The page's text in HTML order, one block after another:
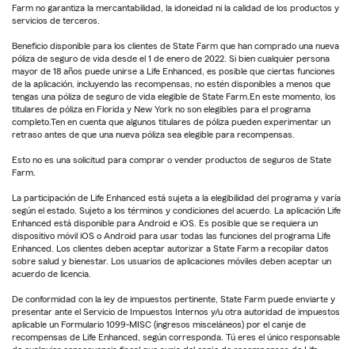
Farm no garantiza la mercantabilidad, la idoneidad ni la calidad de los productos y
servicios de terceros.
Beneficio disponible para los clientes de State Farm que han comprado una nueva
póliza de seguro de vida desde el 1 de enero de 2022. Si bien cualquier persona
mayor de 18 años puede unirse a Life Enhanced, es posible que ciertas funciones
de la aplicación, incluyendo las recompensas, no estén disponibles a menos que
tengas una póliza de seguro de vida elegible de State Farm.En este momento, los
titulares de póliza en Florida y New York no son elegibles para el programa
completo.Ten en cuenta que algunos titulares de póliza pueden experimentar un
retraso antes de que una nueva póliza sea elegible para recompensas.
Esto no es una solicitud para comprar o vender productos de seguros de State
Farm.
La participación de Life Enhanced está sujeta a la elegibilidad del programa y varía
según el estado. Sujeto a los términos y condiciones del acuerdo. La aplicación Life
Enhanced está disponible para Android e iOS. Es posible que se requiera un
dispositivo móvil iOS o Android para usar todas las funciones del programa Life
Enhanced. Los clientes deben aceptar autorizar a State Farm a recopilar datos
sobre salud y bienestar. Los usuarios de aplicaciones móviles deben aceptar un
acuerdo de licencia.
De conformidad con la ley de impuestos pertinente, State Farm puede enviarte y
presentar ante el Servicio de Impuestos Internos y/u otra autoridad de impuestos
aplicable un Formulario 1099-MISC (ingresos misceláneos) por el canje de
recompensas de Life Enhanced, según corresponda. Tú eres el único responsable